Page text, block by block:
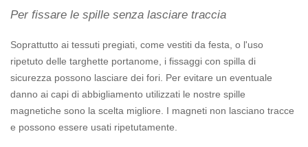
Per fissare le spille senza lasciare traccia
Soprattutto ai tessuti pregiati, come vestiti da festa, o l'uso
ripetuto delle targhette portanome, i fissaggi con spilla di
sicurezza possono lasciare dei fori. Per evitare un eventuale
danno ai capi di abbigliamento utilizzati le nostre spille
magnetiche sono la scelta migliore. I magneti non lasciano tracce
e possono essere usati ripetutamente.